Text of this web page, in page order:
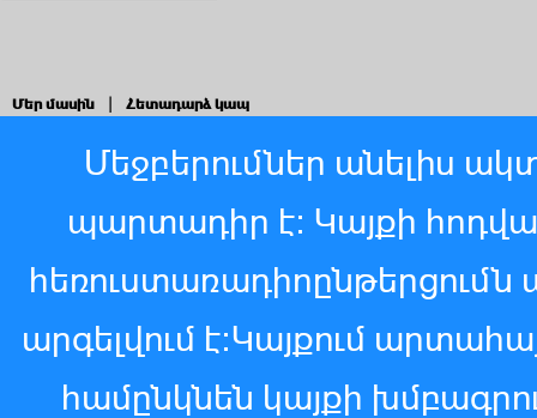
Մեր մասին Հետադարձ կապ
Մեջբերումներ անելիս
պարտադիր է: Կայքի
հեռուստառադիոընթերցումն
արգելվում է:Կայքում
համընկնեն կայքի